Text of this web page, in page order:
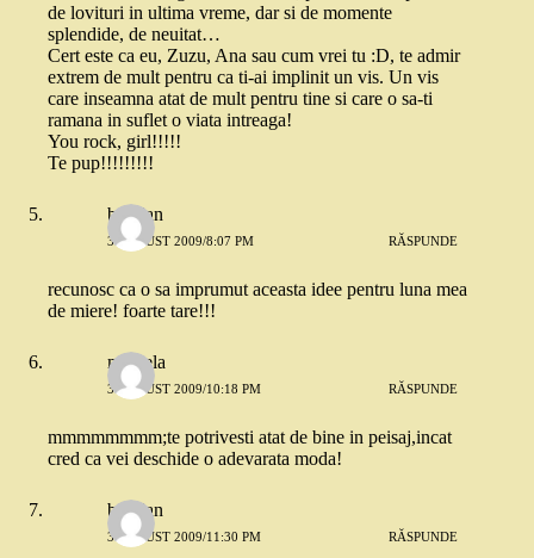
de lovituri in ultima vreme, dar si de momente
splendide, de neuitat…
Cert este ca eu, Zuzu, Ana sau cum vrei tu :D, te admir
extrem de mult pentru ca ti-ai implinit un vis. Un vis
care inseamna atat de mult pentru tine si care o sa-ti
ramana in suflet o viata intreaga!
You rock, girl!!!!!
Te pup!!!!!!!!!
bogdan
3 AUGUST 2009/8:07 PM RĂSPUNDE
recunosc ca o sa imprumut aceasta idee pentru luna mea
de miere! foarte tare!!!
mihaela
3 AUGUST 2009/10:18 PM RĂSPUNDE
mmmmmmmm;te potrivesti atat de bine in peisaj,incat
cred ca vei deschide o adevarata moda!
bogdan
3 AUGUST 2009/11:30 PM RĂSPUNDE